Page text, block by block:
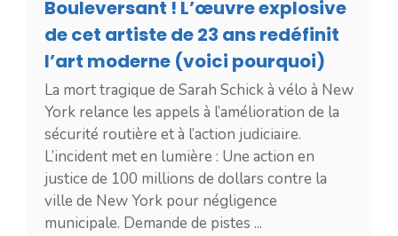
Bouleversant ! L’œuvre explosive
de cet artiste de 23 ans redéfinit
l’art moderne (voici pourquoi)
La mort tragique de Sarah Schick à vélo à New
York relance les appels à l’amélioration de la
sécurité routière et à l’action judiciaire.
L’incident met en lumière : Une action en
justice de 100 millions de dollars contre la
ville de New York pour négligence
municipale. Demande de pistes ...